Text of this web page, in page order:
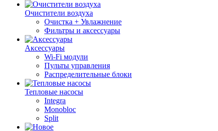
Очистители воздуха
Очистка + Увлажнение
Фильтры и аксессуары
Аксессуары
Wi-Fi модули
Пульты управления
Распределительные блоки
Тепловые насосы
Integra
Monobloc
Split